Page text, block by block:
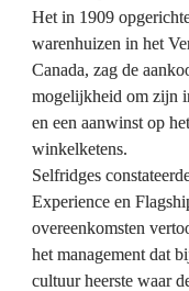
Het in 1909
warenhuizen in het
Canada, zag de
mogelijkheid om zijn
en een aanwinst op
winkelketens.
Selfridges
Experience en
overeenkomsten
het management dat
cultuur heerste waar